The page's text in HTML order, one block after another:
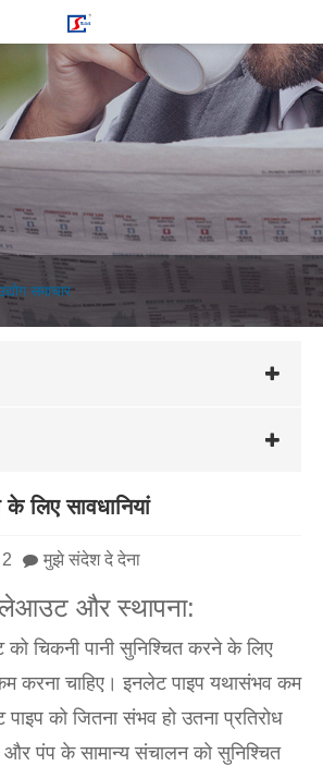
समाचार
के लिए सावधानियां
2 मुझे संदेश दे देना
लेआउट और स्थापना:
चिकनी पानी सुनिश्चित करने के लिए
करना चाहिए। इनलेट पाइप यथासंभव कम
को जितना संभव हो उतना प्रतिरोध
और पंप के सामान्य संचालन को सुनिश्चित